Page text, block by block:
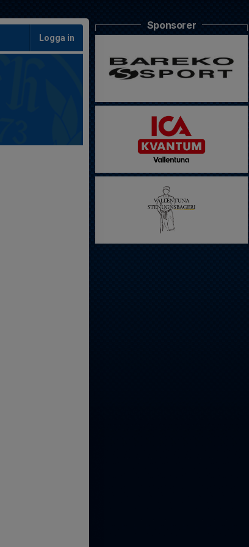
Logga in
Sponsorer